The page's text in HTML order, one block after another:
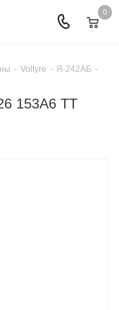
0
- Voltyre - Я-242АБ -
153A6 TT